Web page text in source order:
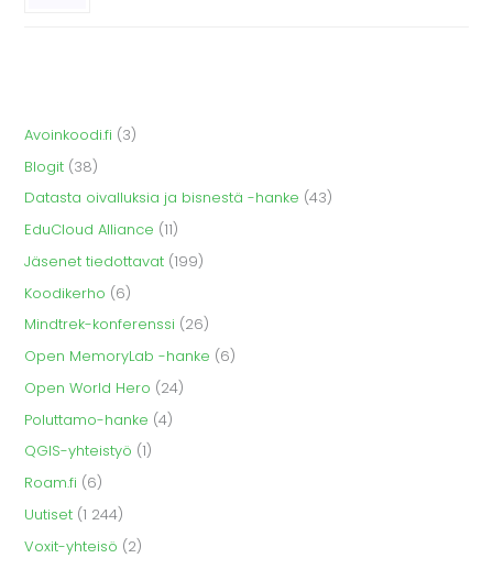
Avoinkoodi.fi (3)
Blogit (38)
Datasta oivalluksia ja bisnestä -hanke (43)
EduCloud Alliance (11)
Jäsenet tiedottavat (199)
Koodikerho (6)
Mindtrek-konferenssi (26)
Open MemoryLab -hanke (6)
Open World Hero (24)
Poluttamo-hanke (4)
QGIS-yhteistyö (1)
Roam.fi (6)
Uutiset (1 244)
Voxit-yhteisö (2)